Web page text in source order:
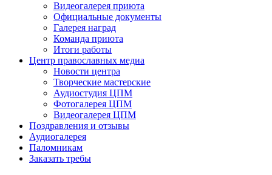
Видеогалерея приюта
Официальные документы
Галерея наград
Команда приюта
Итоги работы
Центр православных медиа
Новости центра
Творческие мастерские
Аудиостудия ЦПМ
Фотогалерея ЦПМ
Видеогалерея ЦПМ
Поздравления и отзывы
Аудиогалерея
Паломникам
Заказать требы